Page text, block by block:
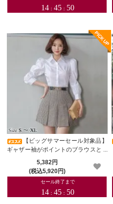
【ビッグサマーセール対象品】
ギャザー袖がポイントのブラウスとミ
ニスカートのセットアップドレス(キ
ャバドレス・CABARETDRESS)
5,382円
(税込5,920円)